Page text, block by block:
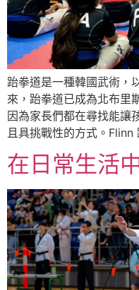
跆拳道是一種韓國武術，
來，跆拳道已成為北布里
因為家長們都在尋找能讓
且具挑戰性的方式。Flinn
在日常生活